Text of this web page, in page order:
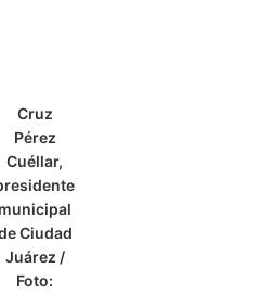
Cruz
Pérez
Cuéllar,
municipal
Ciudad
Juárez /
Foto: